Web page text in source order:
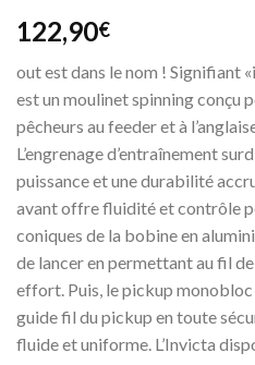
122,90€
out est dans le nom ! Signifiant
est un moulinet spinning conçu
pêcheurs au feeder et à
L’engrenage d’entraînement
puissance et une durabilité
avant offre fluidité et contrôle
coniques de la bobine en
de lancer en permettant au fil
effort. Puis, le pickup
guide fil du pickup en toute
fluide et uniforme. L’Invicta